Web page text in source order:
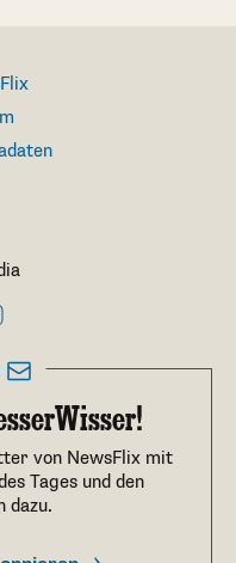
von NewsFlix mit
Tages und den
dazu.